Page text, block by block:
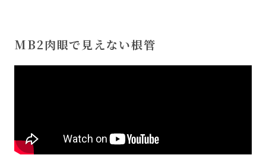
MB2肉眼で見えない根管